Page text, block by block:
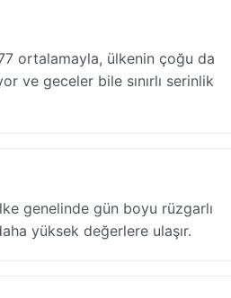
ortalamayla, ülkenin çoğu da
ve geceler bile sınırlı serinlik
genelinde gün boyu rüzgarlı
yüksek değerlere ulaşır.